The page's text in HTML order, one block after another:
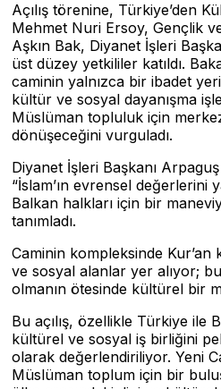
Açılış törenine, Türkiye’den
Mehmet Nuri Ersoy, Gençlik
Aşkın Bak, Diyanet İşleri
üst düzey yetkililer katıldı.
caminin yalnızca bir ibadet yeri
kültür ve sosyal dayanışma
Müslüman topluluk için
dönüşeceğini vurguladı.
Diyanet İşleri Başkanı Arpaguş
“İslam’ın evrensel değerlerini
Balkan halkları için bir
tanımladı.
Caminin kompleksinde Kur’an
ve sosyal alanlar yer alıyor;
olmanın ötesinde kültürel bir
Bu açılış, özellikle Türkiye ile
kültürel ve sosyal iş birliğini
olarak değerlendiriliyor. Yeni
Müslüman toplum için bir